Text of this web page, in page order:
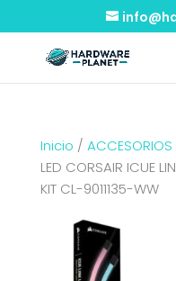
Inicio / ACCESORIOS
LED CORSAIR ICUE
KIT CL-9011135-WW